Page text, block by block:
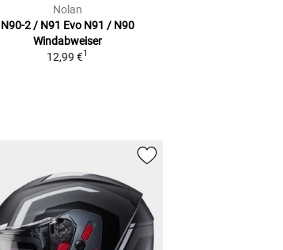
Nolan
N90-2 / N91 Evo N91 / N90
Windabweiser
12,99 €1